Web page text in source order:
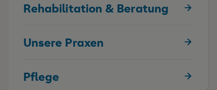
Rehabilitation & Beratung
Unsere Praxen
Pflege